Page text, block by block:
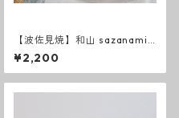
【波佐見焼】和山 sazanami
平碗
¥2,200